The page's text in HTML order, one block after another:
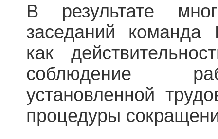
В результате
заседаний команда
как
соблюдение
установленной
процедуры